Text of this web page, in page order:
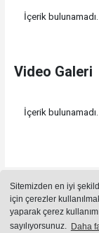
Sitemizden en iyi
için çerezler
yaparak çerez
sayılıyorsunuz. Daha
İçerik bulunamadı.
Video Galeri
İçerik bulunamadı.
Sitemizde bulunan